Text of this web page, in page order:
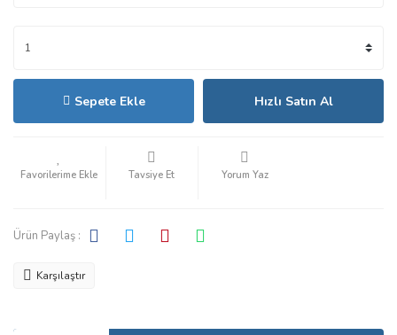
Sepete Ekle Hızlı Satın Al
Tavsiye Et Yorum Yaz
Ürün Paylaş :
Karşılaştır